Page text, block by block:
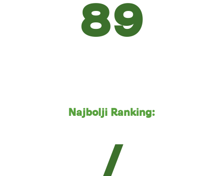
89
Najbolji Ranking:
/